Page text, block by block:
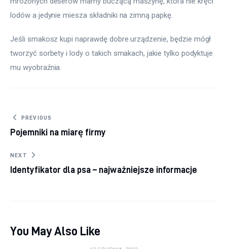
lodów a jedynie miesza składniki na zimną papkę.
Jeśli smakosz kupi naprawdę dobre urządzenie, będzie mógł
tworzyć sorbety i lody o takich smakach, jakie tylko podyktuje
mu wyobraźnia.
Nawigacja wpisu
PREVIOUS
Pojemniki na miarę firmy
NEXT
Identyfikator dla psa – najważniejsze informacje
You May Also Like